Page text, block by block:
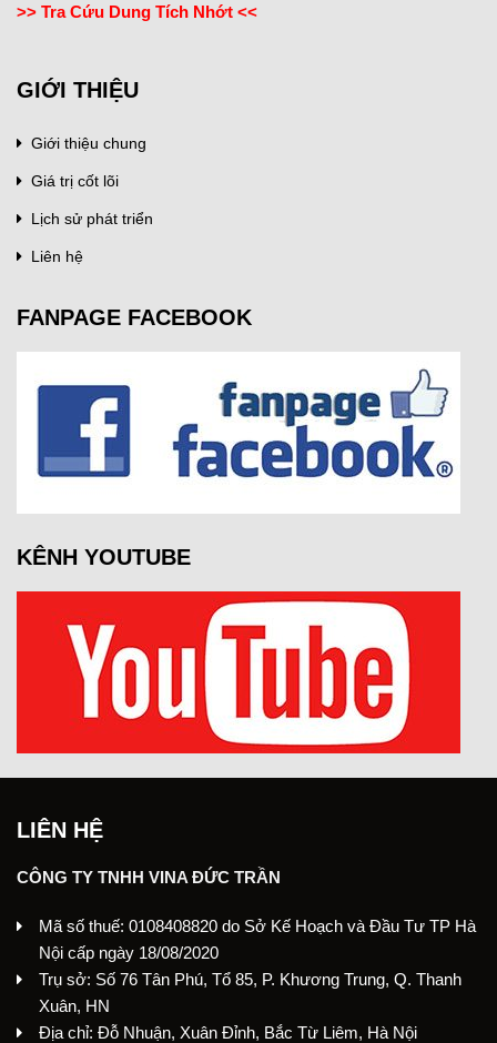
>> Tra Cứu Dung Tích Nhớt <<
GIỚI THIỆU
Giới thiệu chung
Giá trị cốt lõi
Lịch sử phát triển
Liên hệ
FANPAGE FACEBOOK
KÊNH YOUTUBE
LIÊN HỆ
CÔNG TY TNHH VINA ĐỨC TRẦN
Mã số thuế: 0108408820 do Sở Kế Hoạch và Đầu Tư TP Hà
Nội cấp ngày 18/08/2020
Trụ sở: Số 76 Tân Phú, Tổ 85, P. Khương Trung, Q. Thanh
Xuân, HN
Địa chỉ: Đỗ Nhuận, Xuân Đỉnh, Bắc Từ Liêm, Hà Nội